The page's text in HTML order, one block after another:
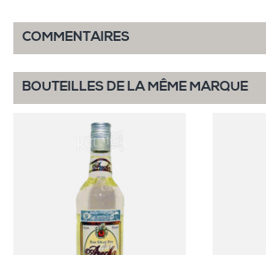
COMMENTAIRES
BOUTEILLES DE LA MÊME MARQUE